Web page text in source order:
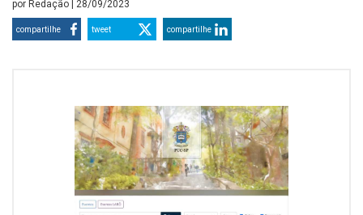
por Redação | 28/09/2023
compartilhe tweet compartilhe